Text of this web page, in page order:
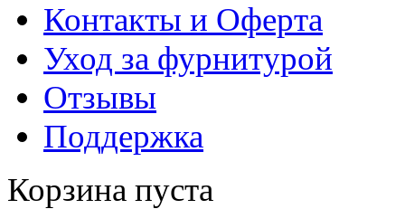
Контакты и Оферта
Уход за фурнитурой
Отзывы
Поддержка
Корзина пуста